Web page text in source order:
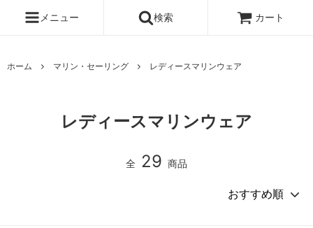
メニュー 検索 カート
ホーム マリン・セーリング レディースマリンウェア
レディースマリンウェア
全 29 商品